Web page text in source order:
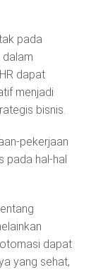
pada
dapat
menjadi
bisnis.
pekerjaan
pada hal-hal
dapat
yang sehat,